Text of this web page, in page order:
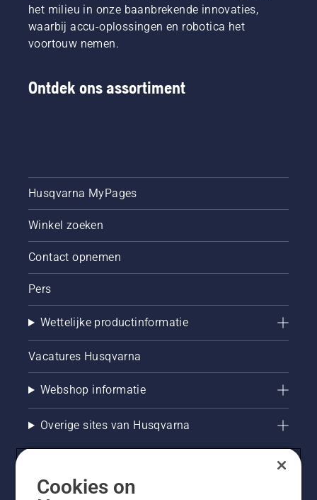
het milieu in onze baanbrekende innovaties,
waarbij accu-oplossingen en robotica het
voortouw nemen.
Ontdek ons assortiment
Husqvarna MyPages
Winkel zoeken
Contact opnemen
Pers
Wettelijke productinformatie
Vacatures Husqvarna
Webshop informatie
Overige sites van Husqvarna
Cookies on